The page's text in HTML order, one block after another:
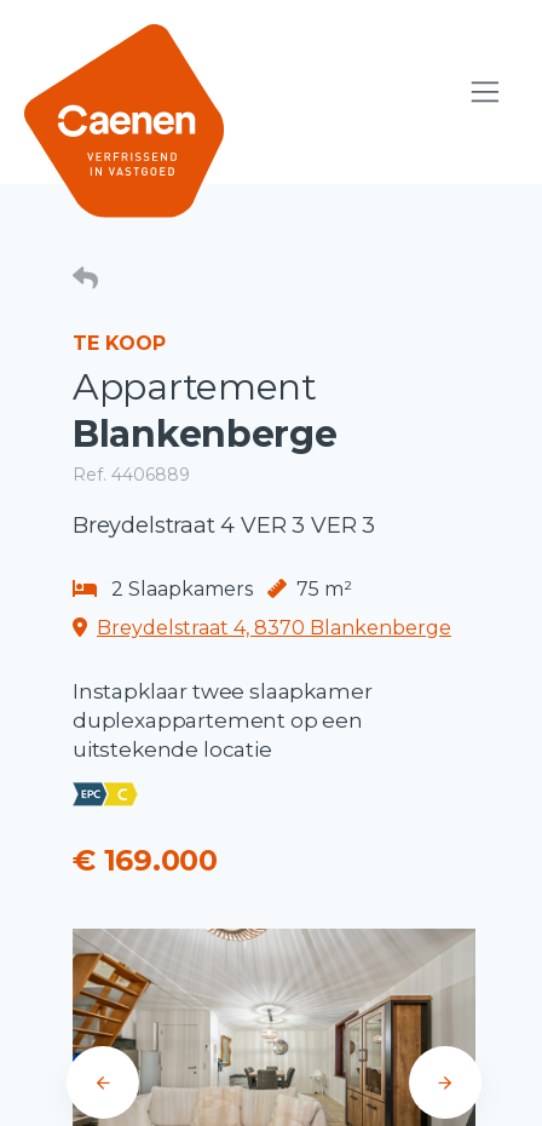
TE KOOP
Appartement
Blankenberge
Ref. 4406889
Breydelstraat 4 VER 3 VER 3
2 Slaapkamers
75 m²
Breydelstraat 4, 8370 Blankenberge
Instapklaar twee slaapkamer
duplexappartement op een
uitstekende locatie
€ 169.000